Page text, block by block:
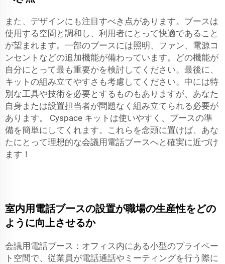
また、デザインにも注目すべき点があります。ブースは
使用する空間と調和し、利用者にとって快適であること
が望まれます。一部のブースには照明、ファン、電源コ
ンセントなどの追加機能が備わっています。どの機能が
自分にとって最も重要かを検討してください。最後に、
キットの組み立てやすさも考慮してください。中には特
別な工具や技術を必要とするものもありますが、あなた
自身または設置担当者が問題なく組み立てられる必要が
あります。 Cyspace キットは使いやすく、ブースの準
備を簡単にしてくれます。これらを念頭に置けば、あな
たにとって理想的な会議用電話ブースへと確実に近づけ
ます！
室内用電話ブースの設置が職場の生産性をどの
ように向上させるか
会議用電話ブース：オフィス内にある小型のプライベー
ト空間で、従業員が電話通話やミーティングを行う際に